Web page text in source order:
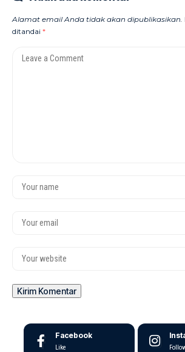
Alamat email Anda tidak akan dipublikasikan.
ditandai *
Facebook
Like